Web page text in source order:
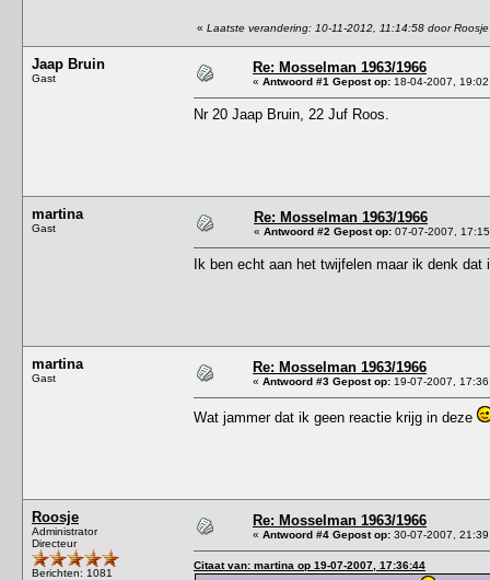
« Laatste verandering: 10-11-2012, 11:14:58 door Roosje
Jaap Bruin
Gast
Re: Mosselman 1963/1966
« Antwoord #1 Gepost op: 18-04-2007,
Nr 20 Jaap Bruin, 22 Juf Roos.
martina
Gast
Re: Mosselman 1963/1966
« Antwoord #2 Gepost op: 07-07-2007,
Ik ben echt aan het twijfelen maar ik denk dat
martina
Gast
Re: Mosselman 1963/1966
« Antwoord #3 Gepost op: 19-07-2007,
Wat jammer dat ik geen reactie krijg in deze
Roosje
Administrator
Directeur
Berichten: 1081
Re: Mosselman 1963/1966
« Antwoord #4 Gepost op: 30-07-2007,
Citaat van: martina op 19-07-2007, 17:36:44